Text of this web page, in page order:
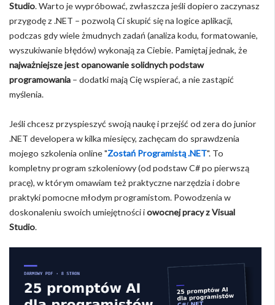
Studio. Warto je wypróbować, zwłaszcza jeśli dopiero zaczynasz
przygodę z .NET – pozwolą Ci skupić się na logice aplikacji,
podczas gdy wiele żmudnych zadań (analiza kodu, formatowanie,
wyszukiwanie błędów) wykonają za Ciebie. Pamiętaj jednak, że
najważniejsze jest opanowanie solidnych podstaw
programowania – dodatki mają Cię wspierać, a nie zastąpić
myślenia.
Jeśli chcesz przyspieszyć swoją naukę i przejść od zera do junior
.NET developera w kilka miesięcy, zachęcam do sprawdzenia
mojego szkolenia online "Zostań Programistą .NET". To
kompletny program szkoleniowy (od podstaw C# po pierwszą
pracę), w którym omawiam też praktyczne narzędzia i dobre
praktyki pomocne młodym programistom. Powodzenia w
doskonaleniu swoich umiejętności iowocnej pracy z Visual
Studio.